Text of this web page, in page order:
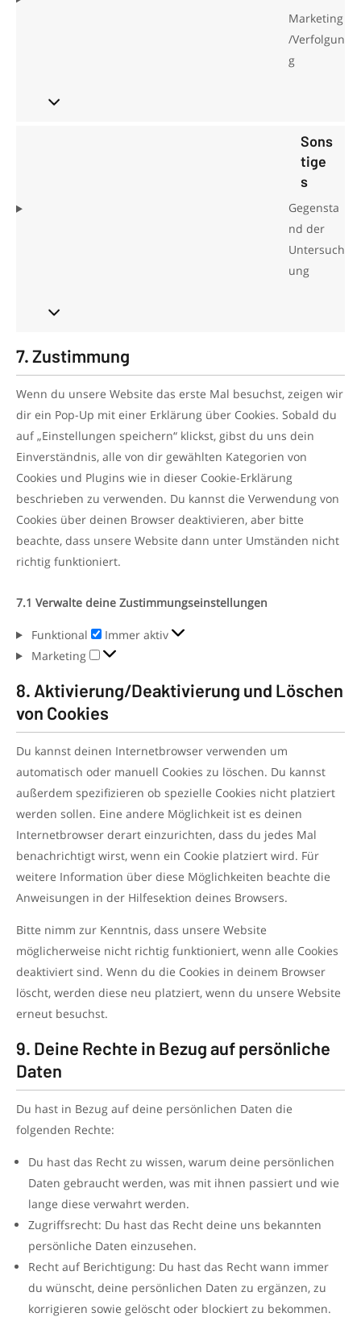
Marketing
/Verfolgun
g
Sons
tige
s
Gegensta
nd der
Untersuch
ung
7. Zustimmung
Wenn du unsere Website das erste Mal besuchst, zeigen wir
dir ein Pop-Up mit einer Erklärung über Cookies. Sobald du
auf „Einstellungen speichern“ klickst, gibst du uns dein
Einverständnis, alle von dir gewählten Kategorien von
Cookies und Plugins wie in dieser Cookie-Erklärung
beschrieben zu verwenden. Du kannst die Verwendung von
Cookies über deinen Browser deaktivieren, aber bitte
beachte, dass unsere Website dann unter Umständen nicht
richtig funktioniert.
7.1 Verwalte deine Zustimmungseinstellungen
Funktional
Immer aktiv
Marketing
8. Aktivierung/Deaktivierung und Löschen
von Cookies
Du kannst deinen Internetbrowser verwenden um
automatisch oder manuell Cookies zu löschen. Du kannst
außerdem spezifizieren ob spezielle Cookies nicht platziert
werden sollen. Eine andere Möglichkeit ist es deinen
Internetbrowser derart einzurichten, dass du jedes Mal
benachrichtigt wirst, wenn ein Cookie platziert wird. Für
weitere Information über diese Möglichkeiten beachte die
Anweisungen in der Hilfesektion deines Browsers.
Bitte nimm zur Kenntnis, dass unsere Website
möglicherweise nicht richtig funktioniert, wenn alle Cookies
deaktiviert sind. Wenn du die Cookies in deinem Browser
löscht, werden diese neu platziert, wenn du unsere Website
erneut besuchst.
9. Deine Rechte in Bezug auf persönliche
Daten
Du hast in Bezug auf deine persönlichen Daten die
folgenden Rechte:
Du hast das Recht zu wissen, warum deine persönlichen
Daten gebraucht werden, was mit ihnen passiert und wie
lange diese verwahrt werden.
Zugriffsrecht: Du hast das Recht deine uns bekannten
persönliche Daten einzusehen.
Recht auf Berichtigung: Du hast das Recht wann immer
du wünscht, deine persönlichen Daten zu ergänzen, zu
korrigieren sowie gelöscht oder blockiert zu bekommen.